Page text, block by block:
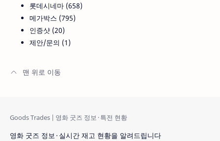
롯데시네마 658
메가박스 795
인증샷 20
제안/문의
1
영화 굿즈 정보 · 실시간 재고 현황을 알려드립니다